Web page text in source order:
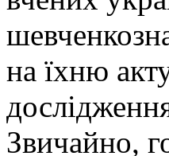
на їхню
Звичайно,